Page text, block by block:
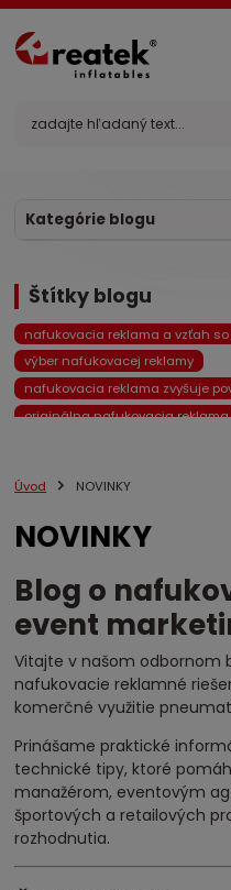
Kategórie blogu
Štítky blogu
nafukovacia reklama a vzťah
výber nafukovacej reklamy
nafukovacia reklama zvyšuje
originálna nafukovacia reklama
ROI nafukovacej reklamy
ceny nafukovacích reklám
Úvod NOVINKY
NOVINKY
Blog o
event
Vitajte v našom odbornom
nafukovacie reklamné
komerčné využitie
Prinášame praktické
technické tipy, ktoré
manažérom, eventovým
športových a retailových
rozhodnutia.